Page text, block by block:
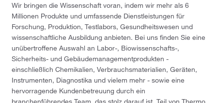
Wir bringen die Wissenschaft voran, indem wir mehr als 6
Millionen Produkte und umfassende Dienstleistungen für
Forschung, Produktion, Testlabors, Gesundheitswesen und
wissenschaftliche Ausbildung anbieten. Bei uns finden Sie eine
unübertroffene Auswahl an Labor-, Biowissenschafts-,
Sicherheits- und Gebäudemanagementprodukten -
einschließlich Chemikalien, Verbrauchsmaterialien, Geräten,
Instrumenten, Diagnostika und vielem mehr - sowie eine
hervorragende Kundenbetreuung durch ein